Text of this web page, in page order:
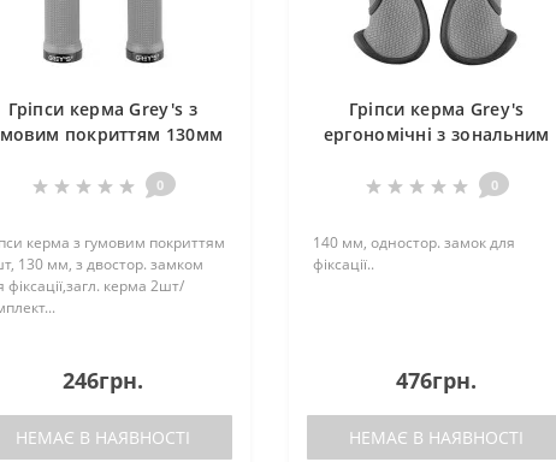
Гріпси керма Grey's з
покриттям 130мм
0
керма з гумовим покриттям
130 мм, з двостор. замком
фіксації,загл. керма 2шт/
246грн.
НЕМАЄ В НАЯВНОСТІ
Гріпси керма Grey's
ергономічні з зональним
0
140 мм, одностор. замок для
фіксації..
476грн.
НЕМАЄ В НАЯВНОСТІ